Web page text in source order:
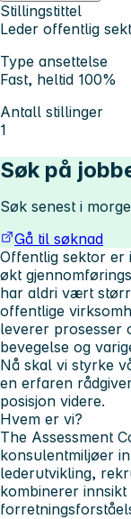
Stillingstittel
Leder offentlig
Type ansettelse
Fast, heltid 100%
Antall stillinger
1
Søk på
Søk senest i
Gå til søknad
Offentlig sektor er
økt
har aldri vært
offentlige
leverer prosesser
bevegelse og
Nå skal vi styrke
en erfaren
posisjon videre.
Hvem er vi?
The Assessment
konsulentmiljøer
lederutvikling,
kombinerer